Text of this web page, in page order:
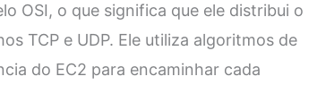
OSI, o que significa que ele distribui o
TCP e UDP. Ele utiliza algoritmos de
do EC2 para encaminhar cada